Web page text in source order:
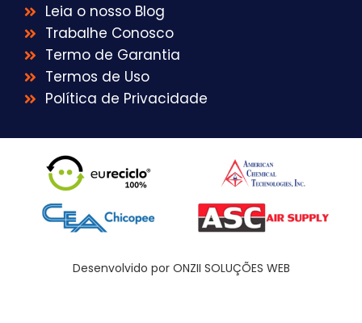
Leia o nosso Blog
Trabalhe Conosco
Termo de Garantia
Termos de Uso
Política de Privacidade
Desenvolvido por ONZII SOLUÇÕES WEB